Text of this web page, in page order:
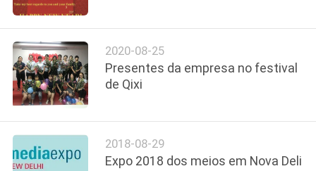
CONTROLE
DA
QUALIDADE
CONTACTE-
NOS
2020-08-25
Presentes da empresa no festival
de Qixi
2018-08-29
Expo 2018 dos meios em Nova Deli